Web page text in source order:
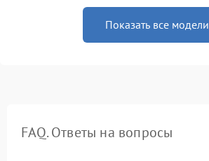
Показать все модели
FAQ. Ответы на вопросы